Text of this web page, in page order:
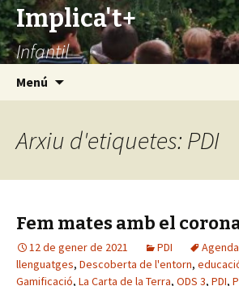
Implica't+
Infantil
Menú
Arxiu d'etiquetes: PDI
Fem mates amb el
12 de gener de 2021 PDI
llenguatges, Descoberta de l'entorn,
Gamificació, La Carta de la Terra, ODS 3, PDI,